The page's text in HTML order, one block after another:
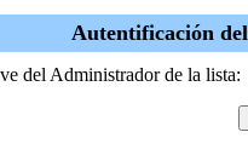
Autentificación
del Administrador de la lista: